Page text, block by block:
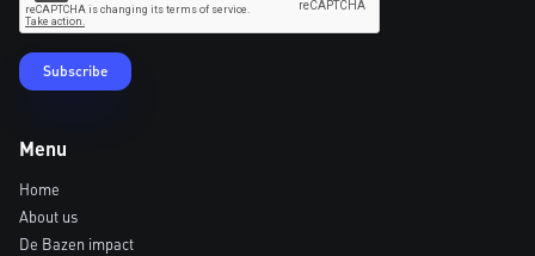
Menu
Home
About us
De Bazen impact